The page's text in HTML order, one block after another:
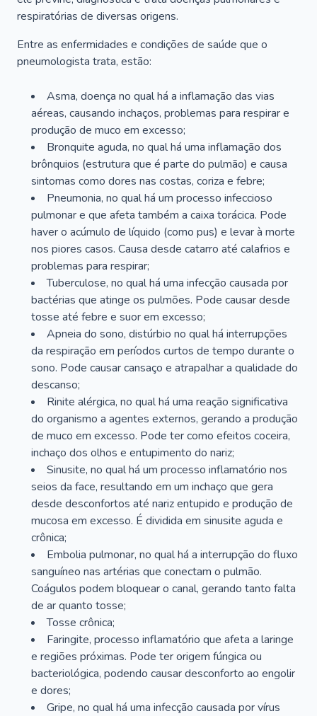
respiratórias de diversas origens.
Entre as enfermidades e condições de saúde que o
pneumologista trata, estão:
Asma, doença no qual há a inflamação das vias
aéreas, causando inchaços, problemas para respirar e
produção de muco em excesso;
Bronquite aguda, no qual há uma inflamação dos
brônquios (estrutura que é parte do pulmão) e causa
sintomas como dores nas costas, coriza e febre;
Pneumonia, no qual há um processo infeccioso
pulmonar e que afeta também a caixa torácica. Pode
haver o acúmulo de líquido (como pus) e levar à morte
nos piores casos. Causa desde catarro até calafrios e
problemas para respirar;
Tuberculose, no qual há uma infecção causada por
bactérias que atinge os pulmões. Pode causar desde
tosse até febre e suor em excesso;
Apneia do sono, distúrbio no qual há interrupções
da respiração em períodos curtos de tempo durante o
sono. Pode causar cansaço e atrapalhar a qualidade do
descanso;
Rinite alérgica, no qual há uma reação significativa
do organismo a agentes externos, gerando a produção
de muco em excesso. Pode ter como efeitos coceira,
inchaço dos olhos e entupimento do nariz;
Sinusite, no qual há um processo inflamatório nos
seios da face, resultando em um inchaço que gera
desde desconfortos até nariz entupido e produção de
mucosa em excesso. É dividida em sinusite aguda e
crônica;
Embolia pulmonar, no qual há a interrupção do fluxo
sanguíneo nas artérias que conectam o pulmão.
Coágulos podem bloquear o canal, gerando tanto falta
de ar quanto tosse;
Tosse crônica;
Faringite, processo inflamatório que afeta a laringe
e regiões próximas. Pode ter origem fúngica ou
bacteriológica, podendo causar desconforto ao engolir
e dores;
Gripe, no qual há uma infecção causada por vírus